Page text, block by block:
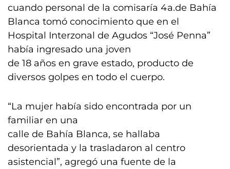
cuando personal de la comisaría 4a.de Bahía
Blanca tomó conocimiento que en el
Hospital Interzonal de Agudos “José Penna”
había ingresado una joven
de 18 años en grave estado, producto de
diversos golpes en todo el cuerpo.
“La mujer había sido encontrada por un
familiar en una
calle de Bahía Blanca, se hallaba
desorientada y la trasladaron al centro
asistencial”, agregó una fuente de la